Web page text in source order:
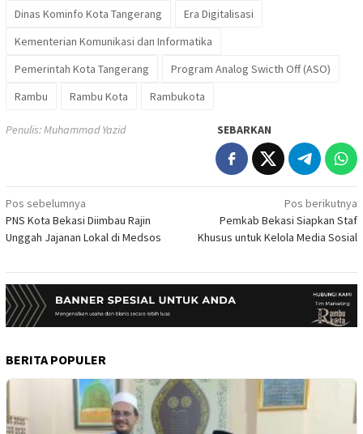
Dinas Kominfo Kota Tangerang
Era Digitalisasi
Kementerian Komunikasi dan Informatika
Pemerintah Kota Tangerang
Program Analog Swicth Off (ASO)
Rambu
Rambu Kota Rambukota
Penulis: Muhammad Yazid SEBARKAN
Navigasi
pos
Pos sebelumnya
PNS Kota Bekasi Diimbau Rajin
Unggah Jajanan Lokal di Medsos
Pos berikutnya
Pemkab Bekasi Siapkan Staf
Khusus untuk Kelola Media Sosial
BERITA POPULER